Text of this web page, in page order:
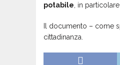
potabile , in
Il documento – come
cittadinanza.